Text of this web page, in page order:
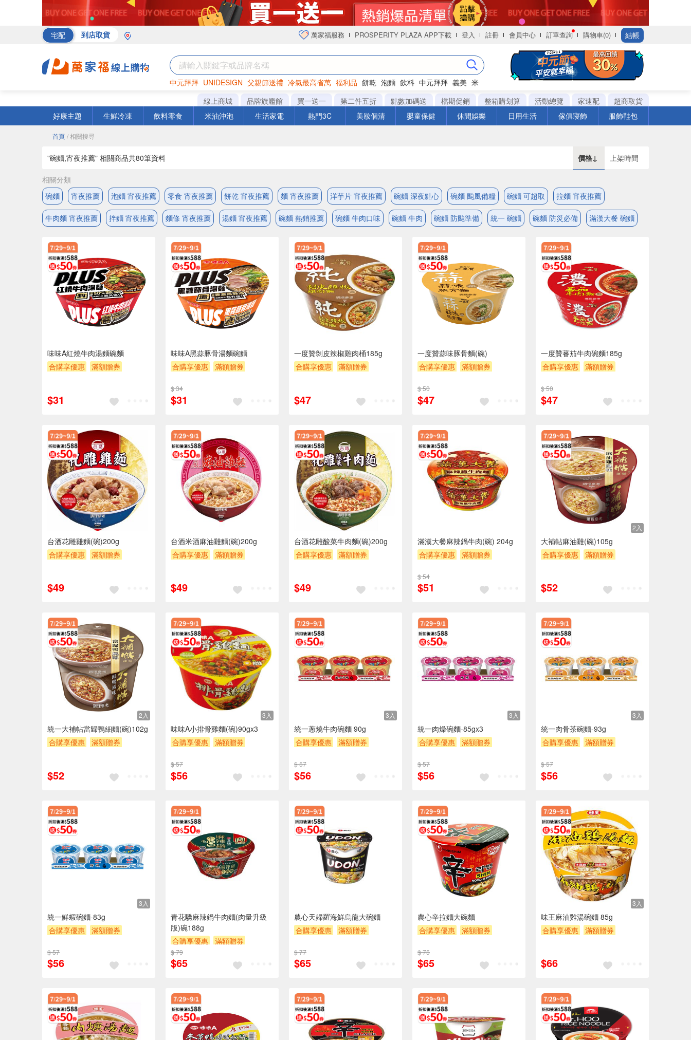
宅配 到店取貨 萬家福服務 PROSPERITY PLAZA APP下載 登入 註冊 會員中心 訂單查詢 購物車(0) 結帳
中元拜拜 UNIDESIGN 父親節送禮 冷氣最高省萬 福利品 餅乾 泡麵 飲料 中元拜拜 義美 米
巧克力 罐頭 衛生紙
線上商城 品牌旗艦館 買一送一 第二件五折 點數加碼送 檔期促銷 整箱購划算 活動總覽 家速配
超商取貨
好康主題
生鮮冷凍 飲料零食 米油沖泡 生活家電 熱門3C 美妝個清 嬰童保健 休閒娛樂 日用生活 傢俱寢飾 服飾鞋包
首頁 / 相關搜尋
"碗麵,宵夜推薦" 相關商品共80筆資料 價格↓ 上架時間
相關分類
碗麵
宵夜推薦 泡麵 宵夜推薦 零食 宵夜推薦 餅乾 宵夜推薦 麵 宵夜推薦 洋芋片 宵夜推薦 碗麵 深夜點心 碗麵 颱風備糧 碗麵 可超取 拉麵 宵夜推薦
牛肉麵 宵夜推薦 拌麵 宵夜推薦 麵條 宵夜推薦 湯麵 宵夜推薦 碗麵 熱銷推薦 碗麵 牛肉口味 碗麵 牛肉 碗麵 防颱準備 統一 碗麵 碗麵 防災必備 滿漢大餐 碗麵
味味A紅燒牛肉湯麵碗麵
合購享優惠
滿額贈券
$31
味味A黑蒜豚骨湯麵碗麵
合購享優惠
滿額贈券
$ 34
$31
一度贊剝皮辣椒雞肉桶185g
合購享優惠
滿額贈券
$47
一度贊蒜味豚骨麵(碗)
合購享優惠
滿額贈券
$ 50
$47
一度贊蕃茄牛肉碗麵185g
合購享優惠
滿額贈券
$ 50
$47
台酒花雕雞麵(碗)200g
合購享優惠
滿額贈券
$49
台酒米酒麻油雞麵(碗)200g
合購享優惠
滿額贈券
$49
台酒花雕酸菜牛肉麵(碗)200g
合購享優惠
滿額贈券
$49
滿漢大餐麻辣鍋牛肉(碗) 204g
合購享優惠
滿額贈券
$ 54
$51
2入
大補帖麻油雞(碗)105g
合購享優惠
滿額贈券
$52
2入
統一大補帖當歸鴨細麵(碗)102g
合購享優惠
滿額贈券
$52
3入
味味A小排骨雞麵(碗)90gx3
合購享優惠
滿額贈券
$ 57
$56
3入
統一蔥燒牛肉碗麵 90g
合購享優惠
滿額贈券
$ 57
$56
3入
統一肉燥碗麵-85gx3
合購享優惠
滿額贈券
$ 57
$56
3入
統一肉骨茶碗麵-93g
合購享優惠
滿額贈券
$ 57
$56
3入
統一鮮蝦碗麵-83g
合購享優惠
滿額贈券
$ 57
$56
青花驕麻辣鍋牛肉麵(肉量升級
版)碗188g
合購享優惠
滿額贈券
贈$200
$ 79
$65
農心天婦羅海鮮烏龍大碗麵
合購享優惠
滿額贈券
$ 77
$65
農心辛拉麵大碗麵
合購享優惠
滿額贈券
$ 75
$65
3入
味王麻油雞湯碗麵 85g
合購享優惠
滿額贈券
$66